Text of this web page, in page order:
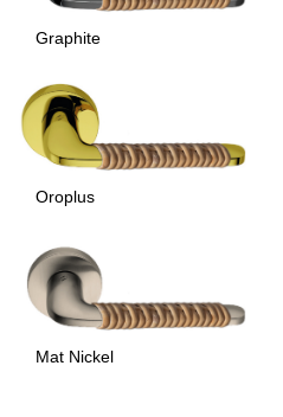
Graphite
Oroplus
Mat Nickel